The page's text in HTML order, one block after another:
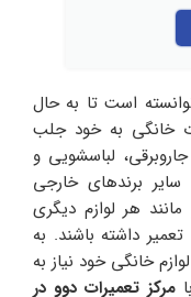
است تا به حال
خانگی به خود جلب
لباسشویی و
برندهای خارجی
هر لوازم دیگری
داشته باشند. به
خانگی خود نیاز به
مرکز تعمیرات دوو در